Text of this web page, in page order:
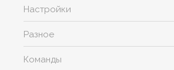
Настройки
Разное
Команды